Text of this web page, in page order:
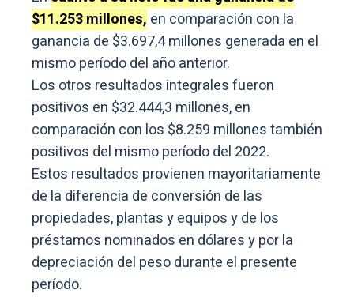
$11.253 millones, en comparación con la
ganancia de $3.697,4 millones generada en el
mismo período del año anterior.
Los otros resultados integrales fueron
positivos en $32.444,3 millones, en
comparación con los $8.259 millones también
positivos del mismo período del 2022.
Estos resultados provienen mayoritariamente
de la diferencia de conversión de las
propiedades, plantas y equipos y de los
préstamos nominados en dólares y por la
depreciación del peso durante el presente
período.